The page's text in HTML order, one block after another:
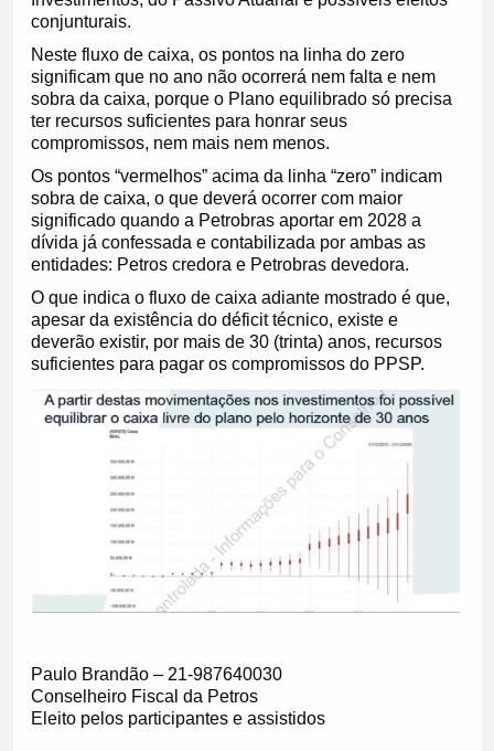
conjunturais.
Neste fluxo de caixa, os pontos na linha do zero
significam que no ano não ocorrerá nem falta e nem
sobra da caixa, porque o Plano equilibrado só precisa
ter recursos suficientes para honrar seus
compromissos, nem mais nem menos.
Os pontos “vermelhos” acima da linha “zero” indicam
sobra de caixa, o que deverá ocorrer com maior
significado quando a Petrobras aportar em 2028 a
dívida já confessada e contabilizada por ambas as
entidades: Petros credora e Petrobras devedora.
O que indica o fluxo de caixa adiante mostrado é que,
apesar da existência do déficit técnico, existe e
deverão existir, por mais de 30 (trinta) anos, recursos
suficientes para pagar os compromissos do PPSP.
Paulo Brandão – 21-987640030
Conselheiro Fiscal da Petros
Eleito pelos participantes e assistidos